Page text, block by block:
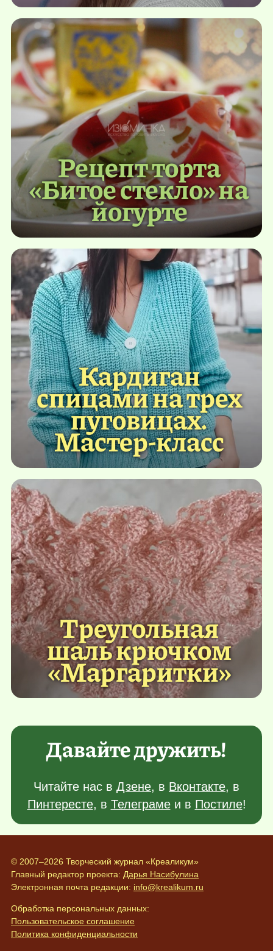
Рецепт торта
«Битое стекло» на
йогурте
Кардиган
спицами на трех
пуговицах.
Мастер-класс
Треугольная
шаль крючком
«Маргаритки»
Давайте дружить!
Читайте нас в Дзене, в Вконтакте, в
Пинтересте, в Телеграмеи в Постиле!
© 2007–2026 Творческий журнал «Креаликум»
Главный редактор проекта: Дарья Насибулина
Электронная почта редакции: info@krealikum.ru
Обработка персональных данных:
Пользовательское соглашение
Политика конфиденциальности